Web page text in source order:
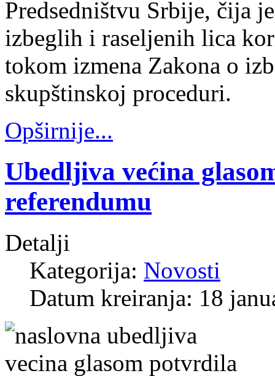
Predsedništvu Srbije, čija
izbeglih i raseljenih lica
tokom izmena Zakona o
skupštinskoj proceduri.
Opširnije...
Ubedljiva većina
referendumu
Detalji
Kategorija: Novosti
Datum kreiranja: 18